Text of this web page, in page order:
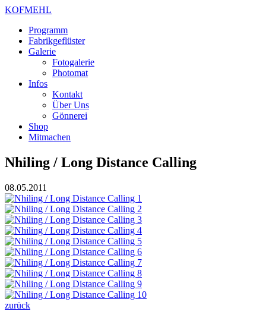
KOFMEHL
Programm
Fabrikgeflüster
Galerie
Fotogalerie
Photomat
Infos
Kontakt
Über Uns
Gönnerei
Shop
Mitmachen
Nhiling / Long Distance Calling
08.05.2011
zurück